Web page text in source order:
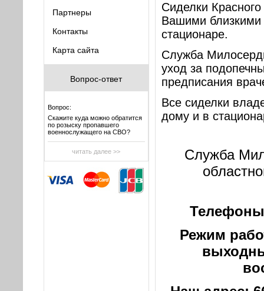
Партнеры
Контакты
Карта сайта
Вопрос-ответ
Вопрос:
Скажите куда можно обратится
по розыску пропавшего
военнослужащего на СВО?
читать далее >>
Сиделки
Вашими
стационаре.
Служба
уход за
предписания
Все сиделки
дому и в
Служба
Режим